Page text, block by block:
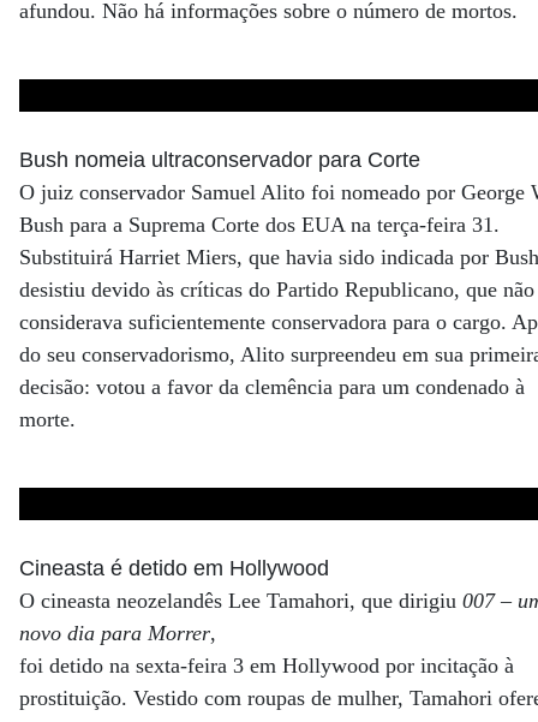
afundou. Não há informações sobre o número de mortos.
Bush nomeia ultraconservador para Corte
O juiz conservador Samuel Alito foi nomeado por George
Bush para a Suprema Corte dos EUA na terça-feira 31.
Substituirá Harriet Miers, que havia sido indicada por
desistiu devido às críticas do Partido Republicano, que não
considerava suficientemente conservadora para o cargo.
do seu conservadorismo, Alito surpreendeu em sua
decisão: votou a favor da clemência para um condenado à
morte.
Cineasta é detido em Hollywood
O cineasta neozelandês Lee Tamahori, que dirigiu 007 –
novo dia para Morrer,
foi detido na sexta-feira 3 em Hollywood por incitação à
prostituição. Vestido com roupas de mulher, Tamahori